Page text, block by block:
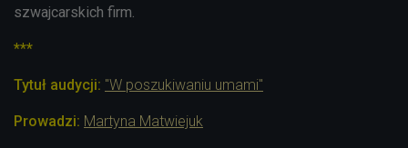
szwajcarskich firm.
***
Tytuł audycji: "W poszukiwaniu umami"
Prowadzi: Martyna Matwiejuk